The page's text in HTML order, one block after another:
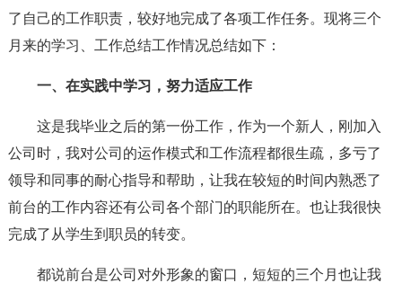
了自己的工作职责，较好地完成了各项工作任务。现将三个
月来的学习、工作总结工作情况总结如下：
一、在实践中学习，努力适应工作
这是我毕业之后的第一份工作，作为一个新人，刚加入
公司时，我对公司的运作模式和工作流程都很生疏，多亏了
领导和同事的耐心指导和帮助，让我在较短的时间内熟悉了
前台的工作内容还有公司各个部门的职能所在。也让我很快
完成了从学生到职员的转变。
都说前台是公司对外形象的窗口，短短的三个月也让我